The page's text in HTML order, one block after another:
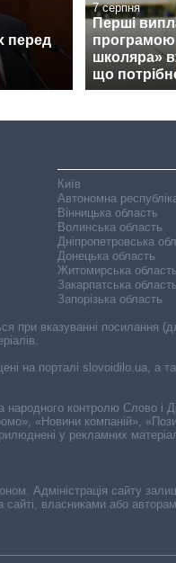
перед
7 серпня
Перші
програмою
школяра»
що
Київ
Автономна
Вінницька область
Волинська область
Дніпропетровська
Донецька область
Житомирська область
Закарпатська область
Запорізька область
Адміністрація сайту
сайті, власниками або
при вказуванні
на порталі slovoidilo.ua,
контролю Слово і
«Новини компаній»,
у рекламних